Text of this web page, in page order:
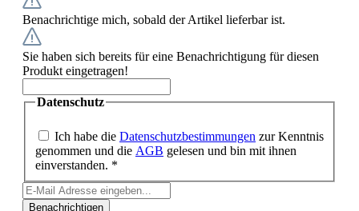
Benachrichtige mich, sobald der Artikel lieferbar ist.
Sie haben sich bereits für eine Benachrichtigung für diesen
Produkt eingetragen!
Datenschutz
Ich habe die Datenschutzbestimmungen zur Kenntnis
genommen und die AGB gelesen und bin mit ihnen
einverstanden. *
Benachrichtigen